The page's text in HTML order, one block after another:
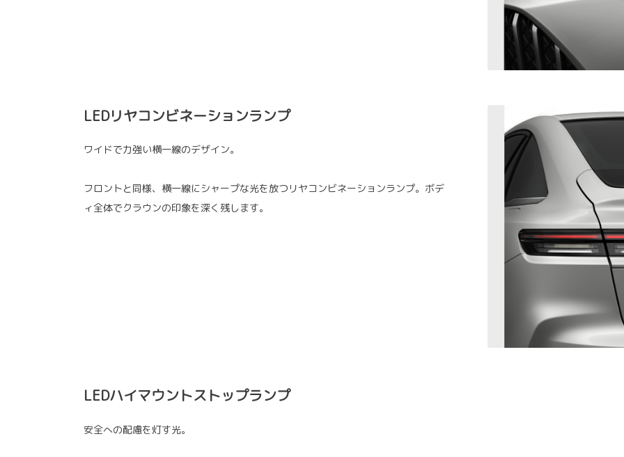
LEDリヤコンビネーションランプ
ワイドで力強い横一線のデザイン。
フロントと同様、横一線にシャープな光を放つリヤコンビネーションランプ。ボデ
ィ全体でクラウンの印象を深く残します。
LEDハイマウントストップランプ
安全への配慮を灯す光。